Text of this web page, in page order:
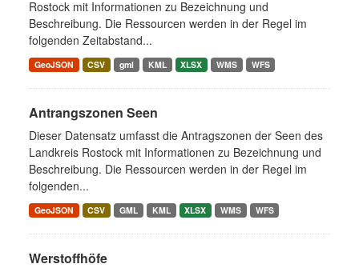
Rostock mit Informationen zu Bezeichnung und
Beschreibung. Die Ressourcen werden in der Regel im
folgenden Zeitabstand...
GeoJSON CSV gml KML XLSX WMS WFS
Antrangszonen Seen
Dieser Datensatz umfasst die Antragszonen der Seen des
Landkreis Rostock mit Informationen zu Bezeichnung und
Beschreibung. Die Ressourcen werden in der Regel im
folgenden...
GeoJSON CSV GML KML XLSX WMS WFS
Werstoffhöfe